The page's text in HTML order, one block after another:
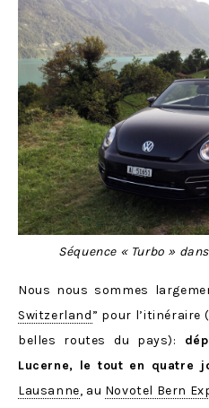
Séquence « Turbo »
Nous nous sommes
Switzerland” pour
belles routes du pays):
Lucerne, le tout en quatre
Lausanne, au Novotel Bern